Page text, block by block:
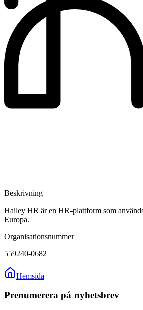
Beskrivning
Hailey HR är en HR-plattform som
Europa.
Organisationsnummer
559240-0682
Hemsida
Prenumerera på nyhetsbrev